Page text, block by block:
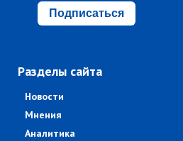
Подписаться
Разделы сайта
Новости
Мнения
Аналитика